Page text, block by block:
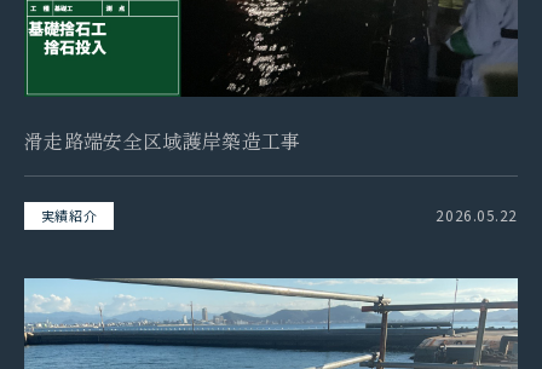
滑走路端安全区域護岸築造工事
実績紹介 2026.05.22